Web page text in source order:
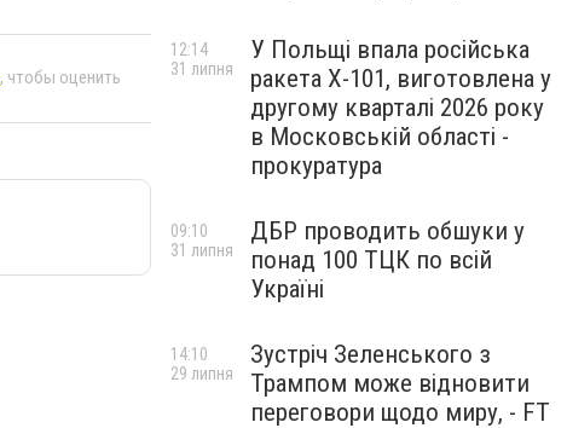
, чтобы оценить
У Польщі впала російська
ракета X-101, виготовлена у
другому кварталі 2026 року
в Московській області -
прокуратура
12:14
31 липня
ДБР проводить обшуки у
понад 100 ТЦК по всій
Україні
09:10
31 липня
Зустріч Зеленського з
Трампом може відновити
переговори щодо миру, - FT
14:10
29 липня